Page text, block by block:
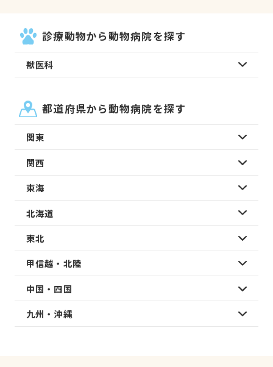
診療動物から動物病院を探す
獣医科
都道府県から動物病院を探す
関東
関西
東海
北海道
東北
甲信越・北陸
中国・四国
九州・沖縄